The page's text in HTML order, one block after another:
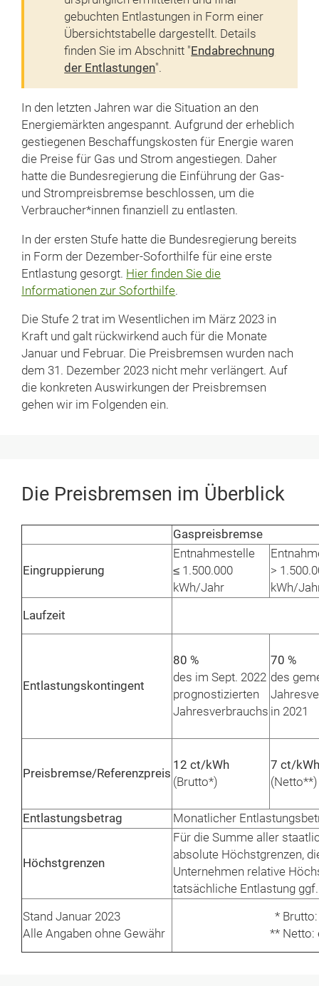
gebuchten Entlastungen in Form einer
Übersichtstabelle dargestellt. Details
finden Sie im Abschnitt "Endabrechnung
der Entlastungen".
In den letzten Jahren war die Situation an den
Energiemärkten angespannt. Aufgrund der erheblich
gestiegenen Beschaffungskosten für Energie waren
die Preise für Gas und Strom angestiegen. Daher
hatte die Bundesregierung die Einführung der Gas-
und Strompreisbremse beschlossen, um die
Verbraucher*innen finanziell zu entlasten.
In der ersten Stufe hatte die Bundesregierung bereits
in Form der Dezember-Soforthilfe für eine erste
Entlastung gesorgt. Hier finden Sie die
Informationen zur Soforthilfe.
Die Stufe 2 trat im Wesentlichen im März 2023 in
Kraft und galt rückwirkend auch für die Monate
Januar und Februar. Die Preisbremsen wurden nach
dem 31. Dezember 2023 nicht mehr verlängert. Auf
die konkreten Auswirkungen der Preisbremsen
gehen wir im Folgenden ein.
Die Preisbremsen im Überblick
Gaspreisbremse
Eingruppierung
Entnahmestelle
≤ 1.500.000
kWh/Jahr
>
kWh/
Laufzeit
Entlastungskontingent
80 %
des im Sept. 2022
prognostizierten
Jahresverbrauchs
70 %
des
in 2021
Preisbremse/Referenzpreis
12 ct/kWh
(Brutto*)
7 ct/
(Netto**)
Entlastungsbetrag Monatlicher
Höchstgrenzen
Für die Summe aller
absolute Höchstgrenzen,
Unternehmen relative
tatsächliche Entlastung
Stand Januar 2023
Alle Angaben ohne Gewähr
*
** Netto: